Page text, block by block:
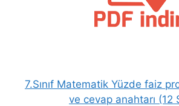
7.Sınıf Matematik Yüzde faiz
ve cevap anahtarı (12